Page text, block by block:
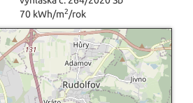
70 kWh/m2/rok